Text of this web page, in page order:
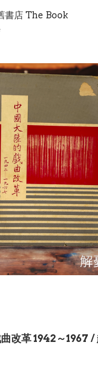
書店 The Book
改革 1942～1967 /